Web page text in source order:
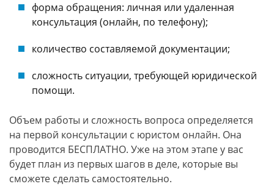
форма обращения: личная или удаленная
консультация (онлайн, по телефону);
количество составляемой документации;
сложность ситуации, требующей юридической
помощи.
Объем работы и сложность вопроса определяется
на первой консультации с юристом онлайн. Она
проводится БЕСПЛАТНО. Уже на этом этапе у вас
будет план из первых шагов в деле, которые вы
сможете сделать самостоятельно.